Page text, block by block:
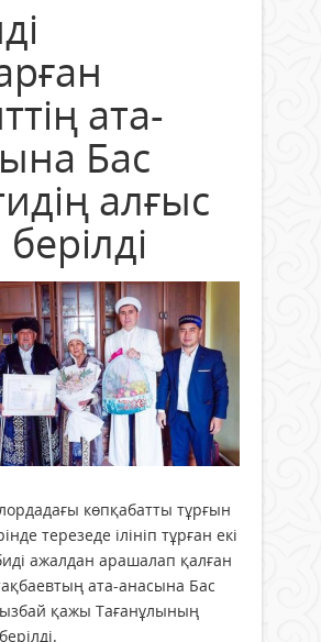
ата-
Бас
алғыс
көпқабатты тұрғын
терезеде ілініп тұрған екі
ажалдан арашалап қалған
ата-анасына Бас
қажы Тағанұлының